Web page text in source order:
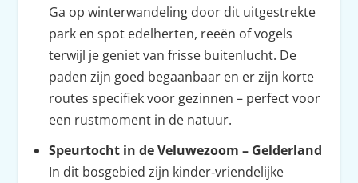
Ga op winterwandeling door dit uitgestrekte
park en spot edelherten, reeën of vogels
terwijl je geniet van frisse buitenlucht. De
paden zijn goed begaanbaar en er zijn korte
routes specifiek voor gezinnen – perfect voor
een rustmoment in de natuur.
Speurtocht in de Veluwezoom – Gelderland
In dit bosgebied zijn kinder‑vriendelijke